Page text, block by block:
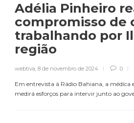
Adélia Pinheiro
compromisso de
trabalhando por
região
webtiva, 8 de novembro de 2024 0
Em entrevista à Rádio Bahiana, a médica
medirá esforços para intervir junto ao